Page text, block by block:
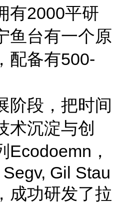
有2000平研
鱼台有一个原
配备有500-
阶段，把时间
术沉淀与创
Ecodoemn，
Gil Stau
成功研发了拉